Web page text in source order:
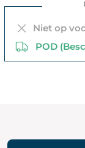
Niet op
POD